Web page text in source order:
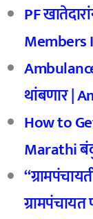
PF
Members
थांबणार |
How to
Marathi